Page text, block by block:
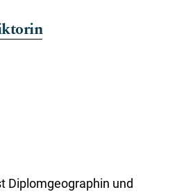
Diplomgeographin und